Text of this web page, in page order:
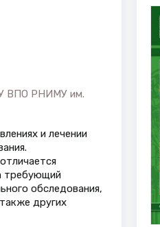
ВПО РНИМУ им.
и лечении
требующий
обследования,
других